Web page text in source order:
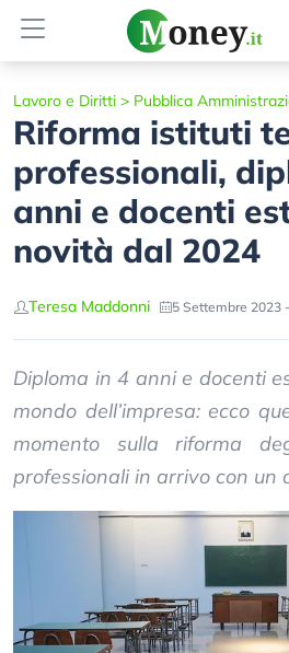
Lavoro e Diritti > Pubblica
Riforma istituti
professionali,
anni e docenti
novità dal 2024
Teresa Maddonni 5 Settembre 2023
Diploma in 4 anni e docenti
mondo dell’impresa: ecco
momento sulla riforma
professionali in arrivo con un